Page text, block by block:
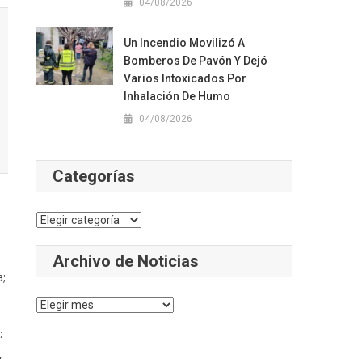
04/08/2026
Un Incendio Movilizó A
Bomberos De Pavón Y Dejó
Varios Intoxicados Por
Inhalación De Humo
04/08/2026
Categorías
Categorías
Archivo de Noticias
Archivo